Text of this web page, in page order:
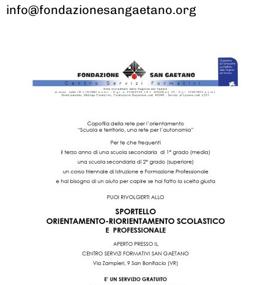
info@fondazionesangaetano.org